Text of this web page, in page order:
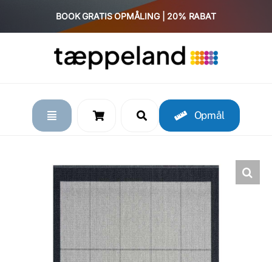
content
BOOK GRATIS OPMÅLING | 20% RABAT
Opmål